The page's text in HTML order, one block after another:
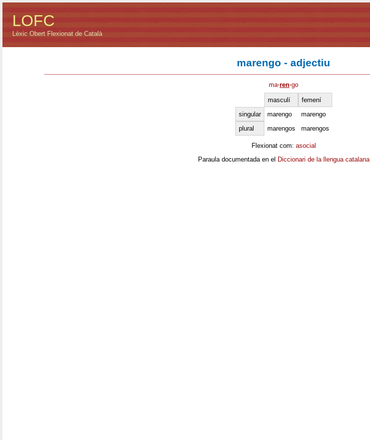
LOFC
Lèxic Obert Flexionat de Català
marengo - adjectiu
ma·ren·go
masculí
femení
singular
marengo
marengo
plural
marengos marengos
Flexionat com: asocial
Paraula documentada en el Diccionari de la llengua catalana